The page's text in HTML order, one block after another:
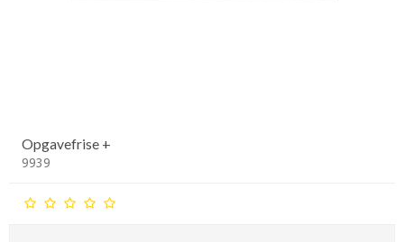
Opgavefrise +
9939